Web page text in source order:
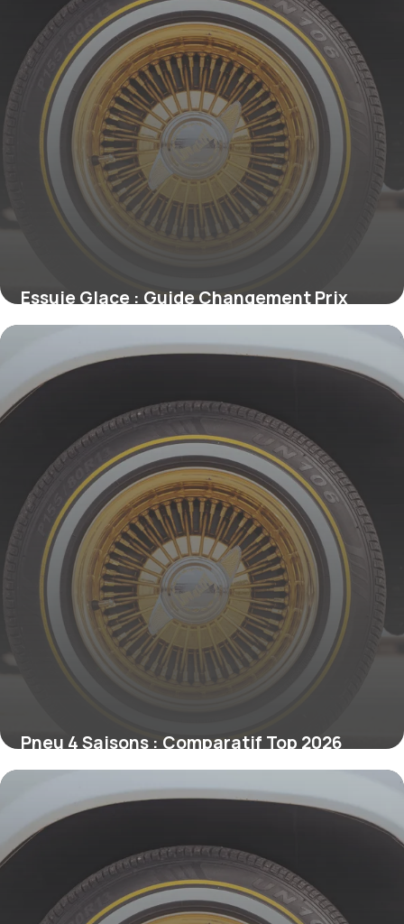
Essuie Glace : Guide Changement Prix
2026
15 mai 2026
Pneu 4 Saisons : Comparatif Top 2026
13 mai 2026